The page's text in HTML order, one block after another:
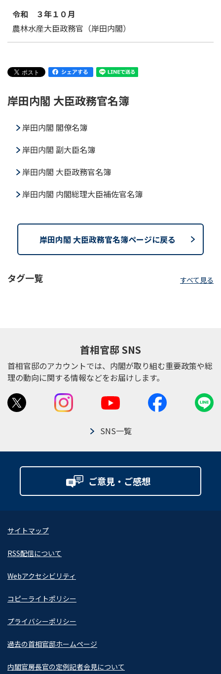
令和 ３年１０月
農林水産大臣政務官（岸田内閣）
岸田内閣 大臣政務官名簿
岸田内閣 閣僚名簿
岸田内閣 副大臣名簿
岸田内閣 大臣政務官名簿
岸田内閣 内閣総理大臣補佐官名簿
タグ一覧 すべて見る
岸田内閣 大臣政務官名簿ページに戻る
首相官邸 SNS
首相官邸のアカウントでは、内閣が取り組む重要政策や総
理の動向に関する情報などをお届けします。
SNS一覧
ご意見・ご感想
サイトマップ
RSS配信について
Webアクセシビリティ
コピーライトポリシー
プライバシーポリシー
過去の首相官邸ホームページ
内閣官房長官の定例記者会見について